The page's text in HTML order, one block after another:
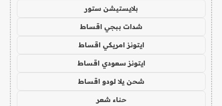
بلايستيشن ستور
شدات ببجي اقساط
ايتونز امريكي اقساط
ايتونز سعودي اقساط
شحن يلا لودو اقساط
حناء شعر